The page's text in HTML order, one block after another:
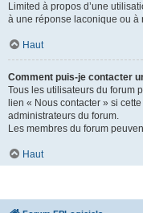
Limited à propos d’une
à une réponse laconique ou à
Haut
Comment puis-je contacter
Tous les utilisateurs du forum
lien « Nous contacter » si
administrateurs du forum.
Les membres du forum
Haut